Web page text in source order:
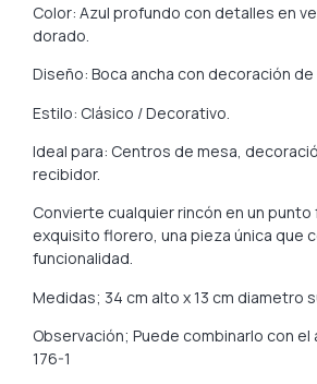
Color: Azul profundo con detalles en
dorado.
Diseño: Boca ancha con decoración de
Estilo: Clásico / Decorativo.
Ideal para: Centros de mesa,
recibidor.
Convierte cualquier rincón en un
exquisito florero, una pieza única que
funcionalidad.
Medidas; 34 cm alto x 13 cm diametro
Observación; Puede combinarlo con
176-1